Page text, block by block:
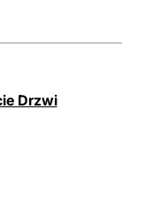
Drzwi